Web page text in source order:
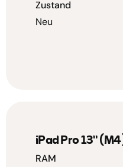
Zustand
Neu
iPad Pro 13"
RAM